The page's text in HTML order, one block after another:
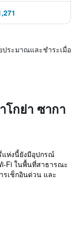
ระมาณและชำระเมื่อ
โกย่า ซากา
แห่งนี้ยังมีอุปกรณ์
Fi ในพื้นที่สาธารณะ
รเช็กอินด่วน และ